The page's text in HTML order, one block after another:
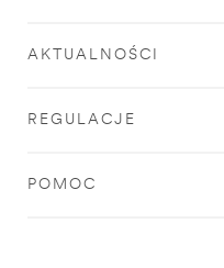
AKTUALNOŚCI
REGULACJE
POMOC